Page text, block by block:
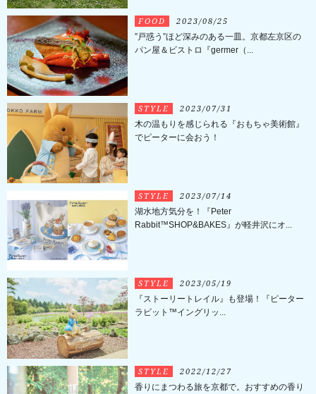
FOOD 2023/08/25
”戸惑う”ほど深みのある一皿。京都左京区の
パン屋＆ビストロ『germer（...
STYLE 2023/07/31
木の温もりを感じられる『おもちゃ美術館』
でピーターに会おう！
STYLE 2023/07/14
湖水地方気分を！『Peter
Rabbit™SHOP&BAKES』が軽井沢にオ...
STYLE 2023/05/19
『ストーリートレイル』も登場！『ピーター
ラビット™イングリッ...
STYLE 2022/12/27
香りにまつわる旅を京都で。おすすめの香り